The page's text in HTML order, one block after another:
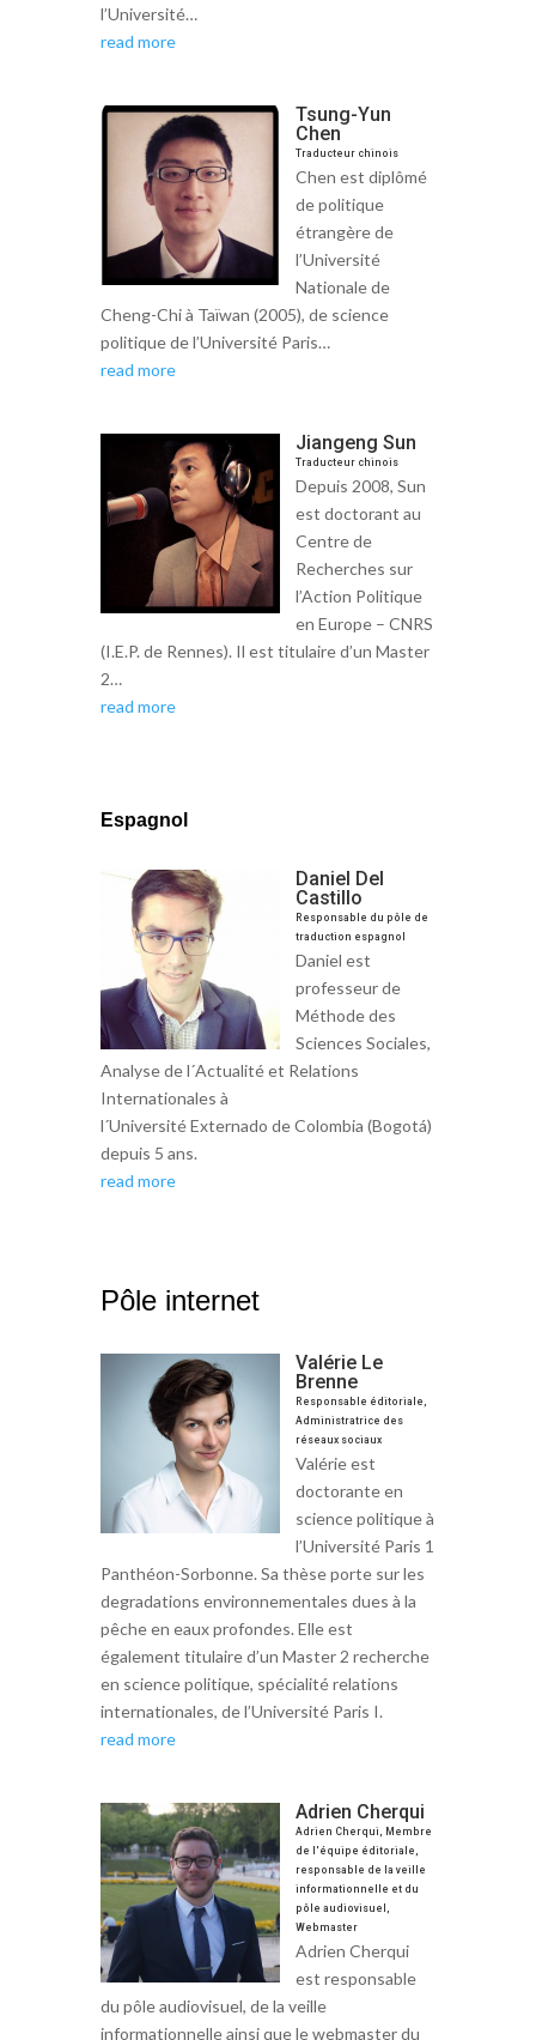
l’Université…
read more
Tsung-Yun
Chen
Traducteur chinois
Chen est diplômé
de politique
étrangère de
l’Université
Nationale de
Cheng-Chi à Taïwan (2005), de science
politique de l’Université Paris…
read more
Jiangeng Sun
Traducteur chinois
Depuis 2008, Sun
est doctorant au
Centre de
Recherches sur
l’Action Politique
en Europe – CNRS
(I.E.P. de Rennes). Il est titulaire d’un Master
2…
read more
Espagnol
Daniel Del
Castillo
Responsable du pôle de
traduction espagnol
Daniel est
professeur de
Méthode des
Sciences Sociales,
Analyse de l´Actualité et Relations
Internationales à
l´Université Externado de Colombia (Bogotá)
depuis 5 ans.
read more
Pôle internet
Valérie Le
Brenne
Responsable éditoriale,
Administratrice des
réseaux sociaux
Valérie est
doctorante en
science politique à
l’Université Paris 1
Panthéon-Sorbonne. Sa thèse porte sur les
degradations environnementales dues à la
pêche en eaux profondes. Elle est
également titulaire d’un Master 2 recherche
en science politique, spécialité relations
internationales, de l’Université Paris I.
read more
Adrien Cherqui
Adrien Cherqui, Membre
de l'équipe éditoriale,
responsable de la veille
informationnelle et du
pôle audiovisuel,
Webmaster
Adrien Cherqui
est responsable
du pôle audiovisuel, de la veille
informationnelle ainsi que le webmaster du